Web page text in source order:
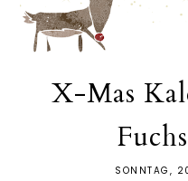
X-Mas
SONNTAG,